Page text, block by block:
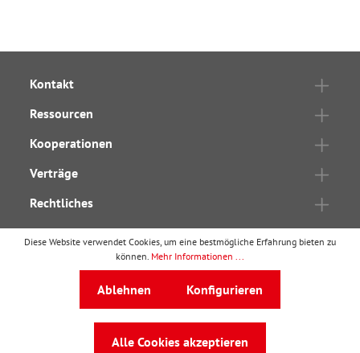
Kontakt
Ressourcen
Kooperationen
Verträge
Rechtliches
wbv Publikationist ein Geschäftsbereich von
service@wbv.de
Diese Website verwendet Cookies, um eine bestmögliche Erfahrung bieten zu
können. Mehr Informationen ...
Ablehnen Konfigurieren
Alle Cookies akzeptieren